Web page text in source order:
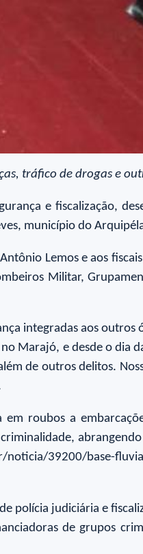
tráfico de drogas e
e fiscalização,
município do
Lemos e aos
Militar,
integradas aos
Marajó, e desde o dia
de outros delitos.
roubos a
39200/base-
polícia judiciária e
de grupos